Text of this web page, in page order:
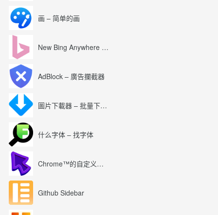
画 – 简单的画
New Bing Anywhere (Bing Chat GPT-4)
AdBlock – 廣告攔截器
圖片下載器 – 批量下載圖片
什么字体 – 找字体
Chrome™的自定义光标
Github Sidebar